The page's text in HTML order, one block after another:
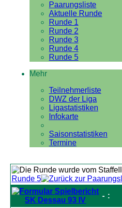
Paarungsliste
Aktuelle Runde
Runde 1
Runde 2
Runde 3
Runde 4
Runde 5
Mehr
Teilnehmerliste
DWZ der Liga
Ligastatistiken
Infokarte
Saisonstatistiken
Termine
Runde 5
SK Dessau 93 IV
- :